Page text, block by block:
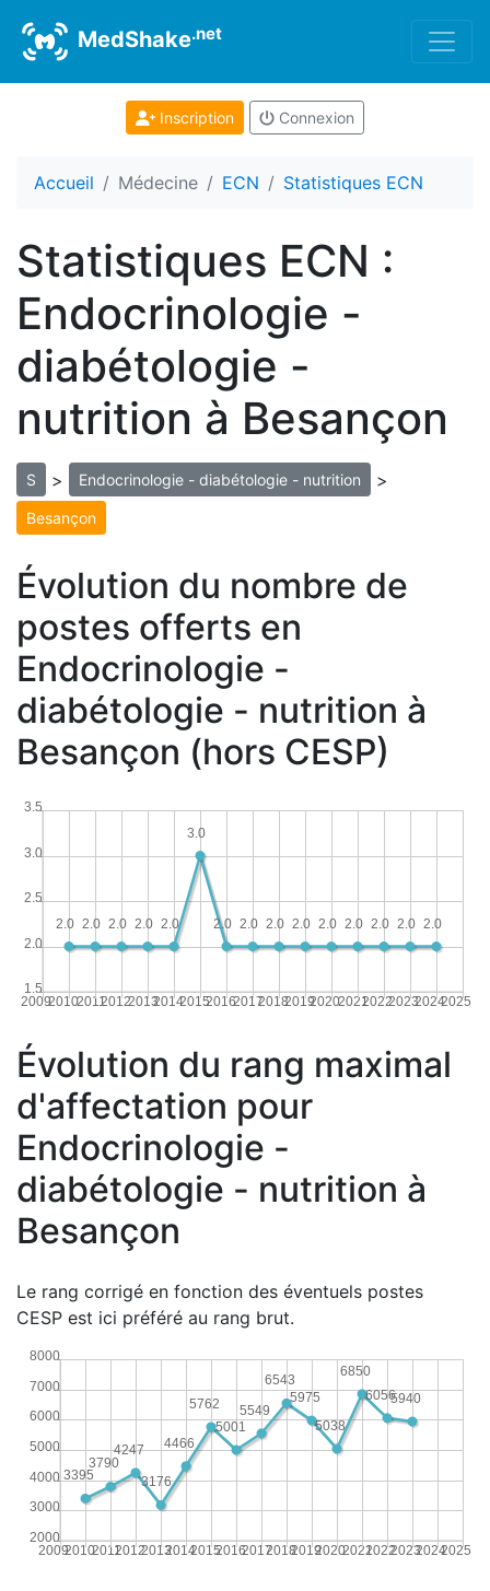
MedShake.net
Inscription Connexion
Accueil Médecine ECN Statistiques ECN
Statistiques ECN :
Endocrinologie -
diabétologie -
nutrition à Besançon
S > Endocrinologie - diabétologie - nutrition >
Besançon
Évolution du nombre de
postes offerts en
Endocrinologie -
diabétologie - nutrition à
Besançon (hors CESP)
20092010201120122013201420152016201720182019202020212022202320242025
1.5
2.0
2.5
3.0
3.5
2.0
2.0
2.0
2.0
2.0
2.0
2.0
2.0
2.0
3.0
2.0
2.0
2.0
2.0
2.0
Évolution du rang maximal
d'affectation pour
Endocrinologie -
diabétologie - nutrition à
Besançon
Le rang corrigé en fonction des éventuels postes
CESP est ici préféré au rang brut.
20092010201120122013201420152016201720182019202020212022202320242025
2000
3000
4000
5000
6000
7000
8000
5940
6056
6850
5038
5975
6543
5549
5001
5762
4466
3176
4247
3790
3395